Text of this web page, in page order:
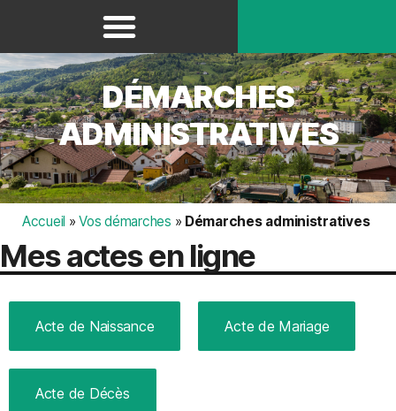
DÉMARCHES
ADMINISTRATIVES
Accueil »Vos démarches » Démarches administratives
Mes actes en ligne
Acte de Naissance Acte de Mariage
Acte de Décès